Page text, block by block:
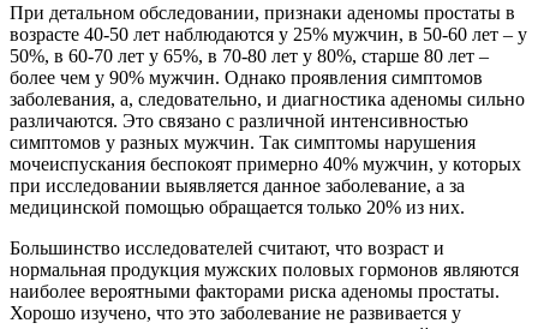
При детальном обследовании, признаки аденомы простаты в
возрасте 40-50 лет наблюдаются у 25% мужчин, в 50-60 лет – у
50%, в 60-70 лет у 65%, в 70-80 лет у 80%, старше 80 лет –
более чем у 90% мужчин. Однако проявления симптомов
заболевания, а, следовательно, и диагностика аденомы сильно
различаются. Это связано с различной интенсивностью
симптомов у разных мужчин. Так симптомы нарушения
мочеиспускания беспокоят примерно 40% мужчин, у которых
при исследовании выявляется данное заболевание, а за
медицинской помощью обращается только 20% из них.
Большинство исследователей считают, что возраст и
нормальная продукция мужских половых гормонов являются
наиболее вероятными факторами риска аденомы простаты.
Хорошо изучено, что это заболевание не развивается у